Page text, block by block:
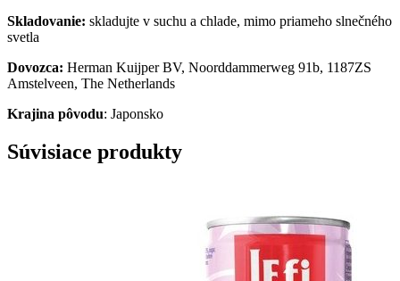
Skladovanie: skladujte v suchu a chlade, mimo priameho slnečného
svetla
Dovozca: Herman Kuijper BV, Noorddammerweg 91b, 1187ZS
Amstelveen, The Netherlands
Krajina pôvodu: Japonsko
Súvisiace produkty